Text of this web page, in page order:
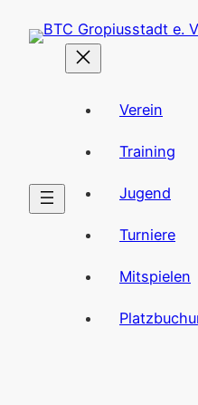
Inhalt
Verein
Training
Jugend
Turniere
Mitspielen